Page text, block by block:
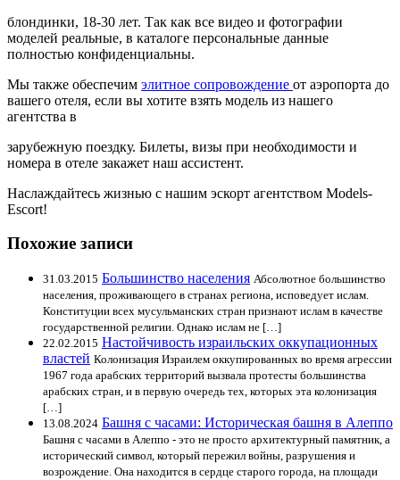
блондинки, 18-30 лет. Так как все видео и фотографии
моделей реальные, в каталоге персональные данные
полностью конфиденциальны.
Мы также обеспечим элитное сопровождение от аэропорта до
вашего отеля, если вы хотите взять модель из нашего
агентства в
зарубежную поездку. Билеты, визы при необходимости и
номера в отеле закажет наш ассистент.
Наслаждайтесь жизнью с нашим эскорт агентством Models-
Escort!
Похожие записи
31.03.2015 Большинство населения Абсолютное большинство
населения, проживающего в странах региона, исповедует ислам.
Конституции всех мусульманских стран признают ислам в качестве
государственной религии. Однако ислам не […]
22.02.2015 Настойчивость израильских оккупационных
властей Колонизация Израилем оккупированных во время агрессии
1967 года арабских территорий вызвала протесты большинства
арабских стран, и в первую очередь тех, которых эта колонизация
[…]
13.08.2024 Башня с часами: Историческая башня в Алеппо
Башня с часами в Алеппо - это не просто архитектурный памятник, а
исторический символ, который пережил войны, разрушения и
возрождение. Она находится в сердце старого города, на площади